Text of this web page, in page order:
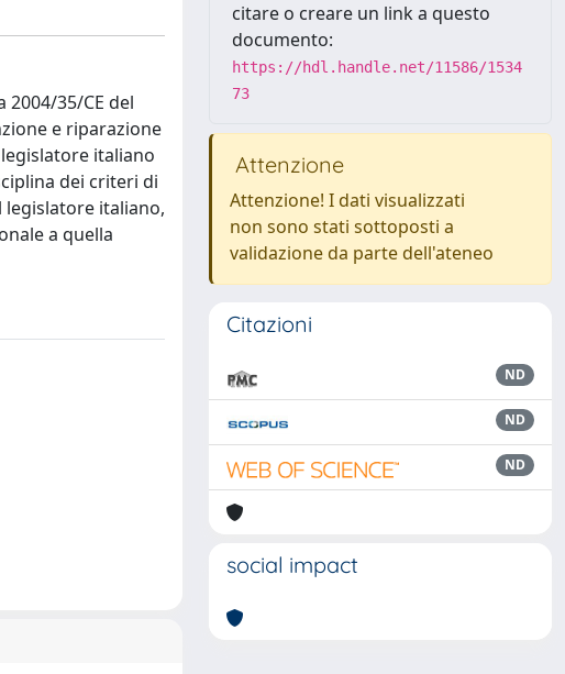
35/CE del
e riparazione
italiano
dei criteri di
italiano,
a quella
citare o creare un link a questo
documento:
https://hdl.handle.net/11586/1534
73
Attenzione
Attenzione! I dati visualizzati
non sono stati sottoposti a
validazione da parte dell'ateneo
Citazioni
ND
ND
ND
social impact